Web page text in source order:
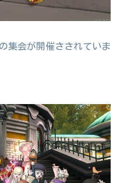
集会が開催さされていま